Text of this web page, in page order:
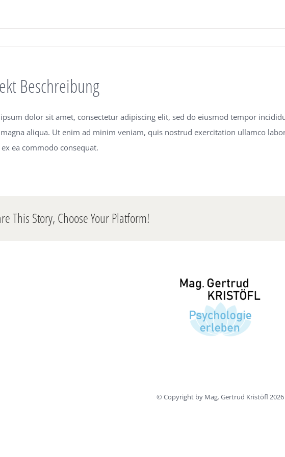
Beschreibung
dolor sit amet, consectetur adipiscing elit, sed do eiusmod tempor
aliqua. Ut enim ad minim veniam, quis nostrud exercitation ullamco
ea commodo consequat.
This Story, Choose Your Platform!
© Copyright by Mag. Gertrud Kristöfl 2026